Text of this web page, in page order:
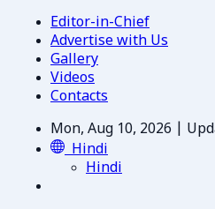
Editor-in-Chief
Advertise with Us
Gallery
Videos
Contacts
Mon, Aug 10, 2026 |
Hindi
Hindi